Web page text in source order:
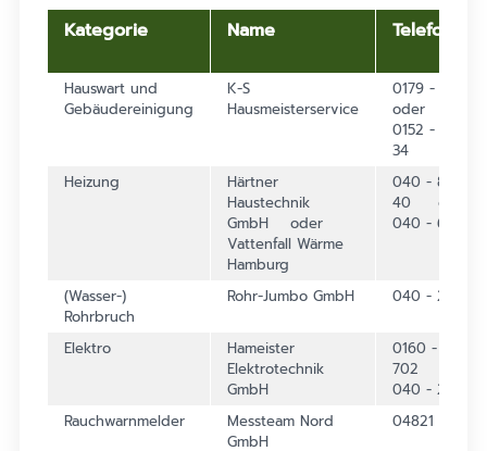
Kategorie Name
Hauswart und
Gebäudereinigung
K-S
Hausmeisterservice
0179 - 12
oder
0152 - 28 40
34
Heizung
Härtner
Haustechnik
GmbH oder
Vattenfall Wärme
Hamburg
040 - 80 90
40 oder
040 - 63 96
(Wasser-)
Rohrbruch
Rohr-Jumbo GmbH 040 - 280
Elektro
Hameister
Elektrotechnik
GmbH
0160 - 53 73
702 oder
040 - 21 55 11
Rauchwarnmelder
Messteam Nord
GmbH
04821 - 409